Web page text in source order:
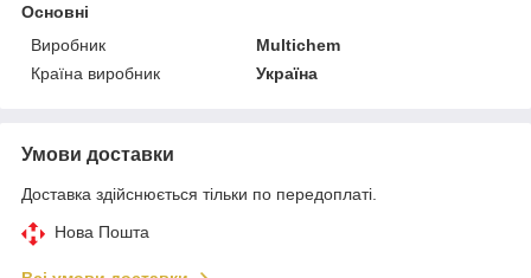
Основні
Виробник
Multichem
Країна виробник
Україна
Умови доставки
Доставка здійснюється тільки по передоплаті.
Нова Пошта